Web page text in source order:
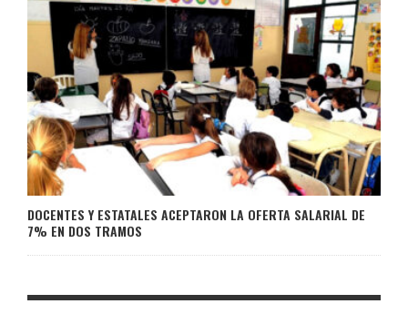
DOCENTES Y ESTATALES ACEPTARON LA OFERTA SALARIAL DE
7% EN DOS TRAMOS